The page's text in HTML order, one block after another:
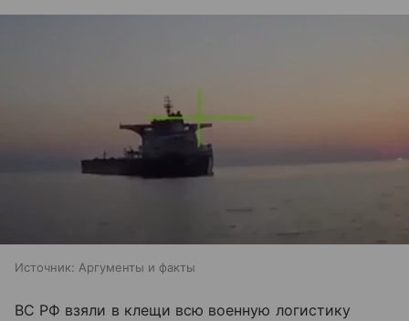
Источник: Аргументы и факты
ВС РФ взяли в клещи всю военную логистику